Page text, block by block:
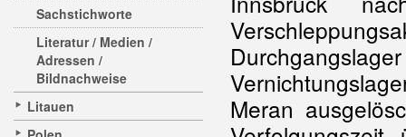
Sachstichworte
Literatur / Medien /
Adressen /
Bildnachweise
Litauen
Meran